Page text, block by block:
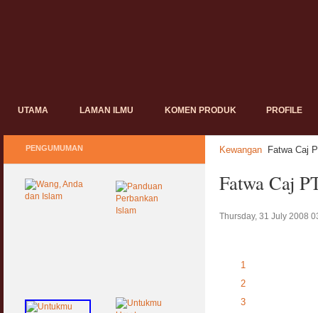
UTAMA LAMAN ILMU KOMEN PRODUK PROFILE
Kewangan Fatwa Caj
Fatwa Caj
Thursday, 31 July 2008
1
2
3
PENGUMUMAN